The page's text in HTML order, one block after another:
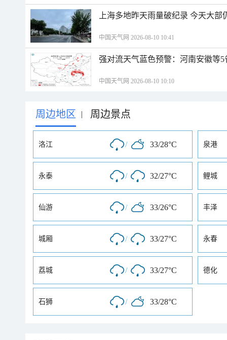
上海多地昨天雨量破纪录 今天大
中国天气网 2026-08-10 10:41
强对流天气蓝色预警：河南安徽等
中国天气网 2026-08-10 10:10
周边地区 | 周边景点
洛江 / 33/28°C 泉港
永泰 / 32/27°C 鲤城
仙游 / 33/26°C 丰泽
城厢 / 33/27°C 永春
荔城 / 33/27°C 德化
石狮 / 33/28°C